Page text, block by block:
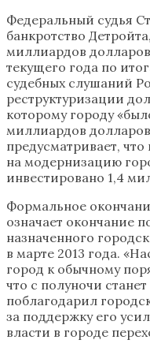
Федеральный судья
банкротство
миллиардов
текущего года по
судебных слушаний
реструктуризации
которому городу
миллиардов
предусматривает,
на модернизацию
инвестировано 1,4
Формальное
означает окончание
назначенного
в марте 2013 года.
город к обычному
что с полуночи
поблагодарил
за поддержку его
власти в городе